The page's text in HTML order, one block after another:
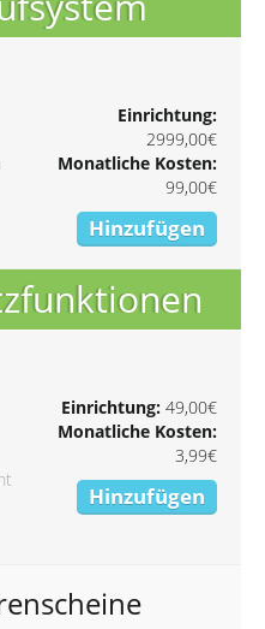
Einrichtung:
2999,00€
Monatliche Kosten:
99,00€
Hinzufügen
Einrichtung:49,00€
Monatliche Kosten:
3,99€
Hinzufügen